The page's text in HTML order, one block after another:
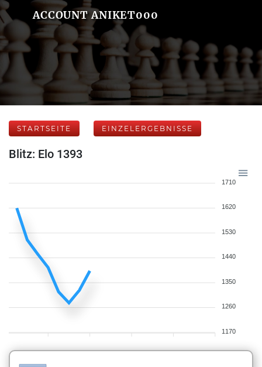
ACCOUNT ANIKET000
STARTSEITE EINZELERGEBNISSE
Blitz: Elo 1393
1710
1620
1530
1440
1350
1260
1170